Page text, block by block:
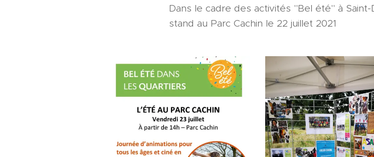
Dans le cadre des activités "Bel été" à
stand au Parc Cachin le 22 juillet 2021